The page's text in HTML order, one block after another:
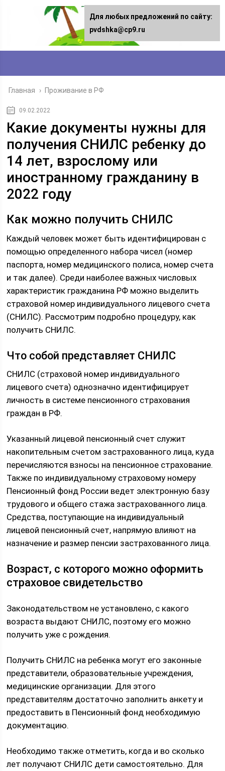
Главная › Проживание в РФ
09.02.2022
Какие документы нужны для
получения СНИЛС ребенку до
14 лет, взрослому или
иностранному гражданину в
2022 году
Как можно получить СНИЛС
Каждый человек может быть идентифицирован с
помощью определенного набора чисел (номер
паспорта, номер медицинского полиса, номер счета
и так далее). Среди наиболее важных числовых
характеристик гражданина РФ можно выделить
страховой номер индивидуального лицевого счета
(СНИЛС). Рассмотрим подробно процедуру, как
получить СНИЛС.
Что собой представляет СНИЛС
СНИЛС (страховой номер индивидуального
лицевого счета) однозначно идентифицирует
личность в системе пенсионного страхования
граждан в РФ.
Указанный лицевой пенсионный счет служит
накопительным счетом застрахованного лица, куда
перечисляются взносы на пенсионное страхование.
Также по индивидуальному страховому номеру
Пенсионный фонд России ведет электронную базу
трудового и общего стажа застрахованного лица.
Средства, поступающие на индивидуальный
лицевой пенсионный счет, напрямую влияют на
назначение и размер пенсии застрахованного лица.
Возраст, с которого можно оформить
страховое свидетельство
Законодательством не установлено, с какого
возраста выдают СНИЛС, поэтому его можно
получить уже с рождения.
Получить СНИЛС на ребенка могут его законные
представители, образовательные учреждения,
медицинские организации. Для этого
представителям достаточно заполнить анкету и
предоставить в Пенсионный фонд необходимую
документацию.
Необходимо также отметить, когда и во сколько
лет получают СНИЛС дети самостоятельно. Для
Для любых предложений по сайту:
pvdshka@cp9.ru